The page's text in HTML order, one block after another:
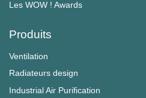
Les WOW ! Awards
Produits
Ventilation
Radiateurs design
Industrial Air Purification